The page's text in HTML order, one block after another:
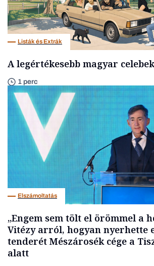
Listák és Extrák
A legértékesebb magyar
1 perc
Elszámoltatás
„Engem sem tölt el örömmel a
Vitézy arról, hogyan nyerhette
tenderét Mészárosék cége a
alatt